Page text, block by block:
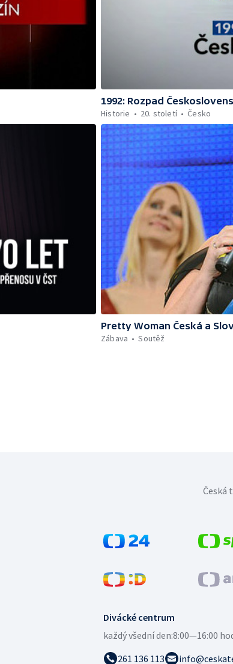
1992: Rozpad
Historie
20. století Česko
Pretty Woman Česká a
Zábava
Soutěž
Divácké centrum
každý všední den:8:00—16:00
261 136 113
Česká